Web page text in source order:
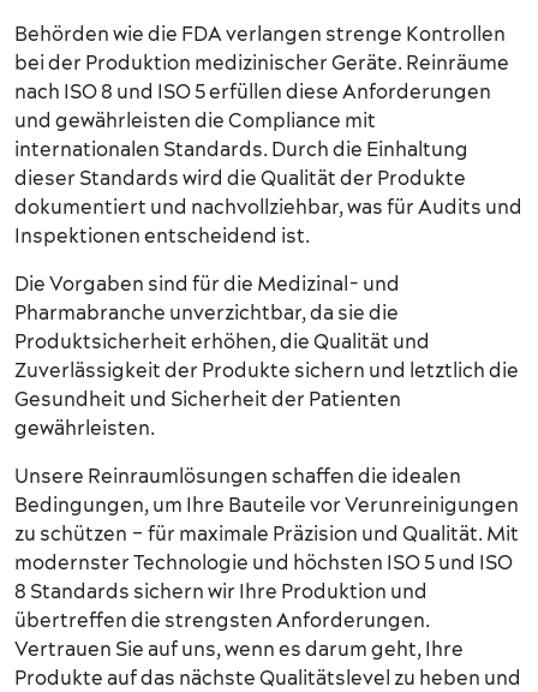
Behörden wie die FDA verlangen strenge Kontrollen
bei der Produktion medizinischer Geräte. Reinräume
nach ISO 8 und ISO 5 erfüllen diese Anforderungen
und gewährleisten die Compliance mit
internationalen Standards. Durch die Einhaltung
dieser Standards wird die Qualität der Produkte
dokumentiert und nachvollziehbar, was für Audits und
Inspektionen entscheidend ist.
Die Vorgaben sind für die Medizinal- und
Pharmabranche unverzichtbar, da sie die
Produktsicherheit erhöhen, die Qualität und
Zuverlässigkeit der Produkte sichern und letztlich die
Gesundheit und Sicherheit der Patienten
gewährleisten.
Unsere Reinraumlösungen schaffen die idealen
Bedingungen, um Ihre Bauteile vor Verunreinigungen
zu schützen – für maximale Präzision und Qualität. Mit
modernster Technologie und höchsten ISO 5 und ISO
8 Standards sichern wir Ihre Produktion und
übertreffen die strengsten Anforderungen.
Vertrauen Sie auf uns, wenn es darum geht, Ihre
Produkte auf das nächste Qualitätslevel zu heben und